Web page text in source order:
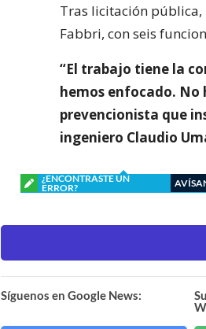
Tras licitación pública,
Fabbri, con seis
“El trabajo tiene la
hemos enfocado. No
prevencionista que
ingeniero Claudio
¿ENCONTRASTE UN
ERROR?
Síguenos en Google News: